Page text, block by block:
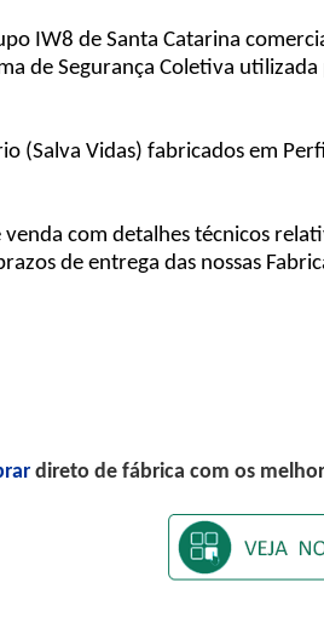
IW8 de Santa Catarina
de Segurança Coletiva
(Salva Vidas) fabricados em
com detalhes técnicos
de entrega das nossas
direto de fábrica com os